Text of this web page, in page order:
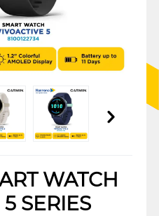
WATCH
SERIES